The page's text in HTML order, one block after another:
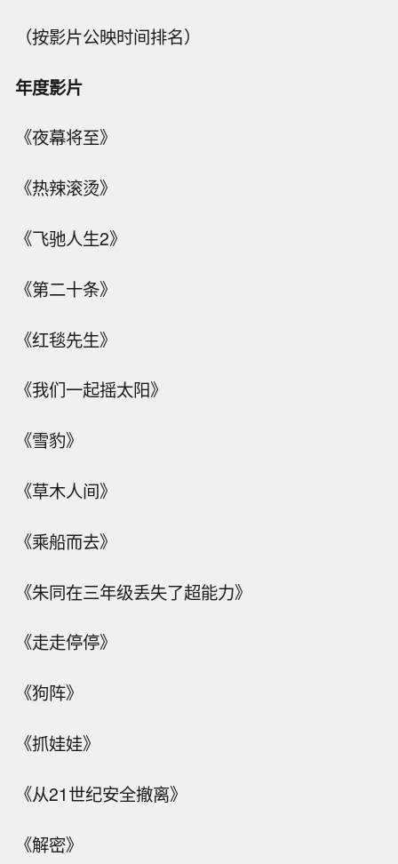
（按影片公映时间排名）
年度影片
《夜幕将至》
《热辣滚烫》
《飞驰人生2》
《第二十条》
《红毯先生》
《我们一起摇太阳》
《雪豹》
《草木人间》
《乘船而去》
《朱同在三年级丢失了超能力》
《走走停停》
《狗阵》
《抓娃娃》
《从21世纪安全撤离》
《解密》